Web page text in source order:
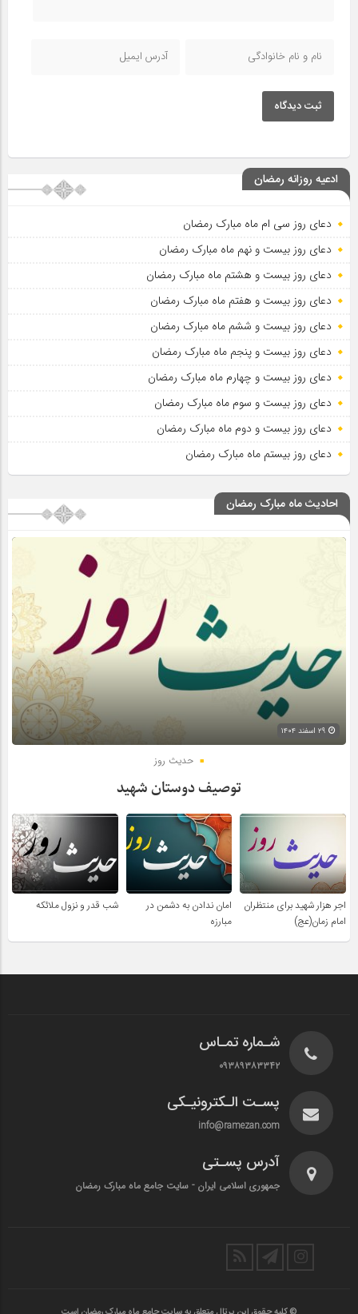
ثبت دیدگاه
ادعیه روزانه رمضان
دعای روز سی ام ماه مبارک رمضان
دعای روز بیست و نهم ماه مبارک رمضان
دعای روز بیست و هشتم ماه مبارک رمضان
دعای روز بیست و هفتم ماه مبارک رمضان
دعای روز بیست و ششم ماه مبارک رمضان
دعای روز بیست و پنجم ماه مبارک رمضان
دعای روز بیست و چهارم ماه مبارک رمضان
دعای روز بیست و سوم ماه مبارک رمضان
دعای روز بیست و دوم ماه مبارک رمضان
دعای روز بیستم ماه مبارک رمضان
احادیث ماه مبارک رمضان
حدیث روز
توصیف دوستان شهید
اجر هزار شهید برای منتظران
امام زمان(عج)
امان ندادن به دشمن در
مبارزه
شب قدر و نزول ملائکه
شـماره تمـاس
۰۹۳۸۹۳۸۳۳۴۲
پسـت الـکترونیـکی
info@ramezan.com
آدرس پسـتی
جمهوری اسلامی ایران - سایت جامع ماه مبارک رمضان